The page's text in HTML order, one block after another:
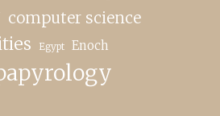
computer science
Egypt Enoch